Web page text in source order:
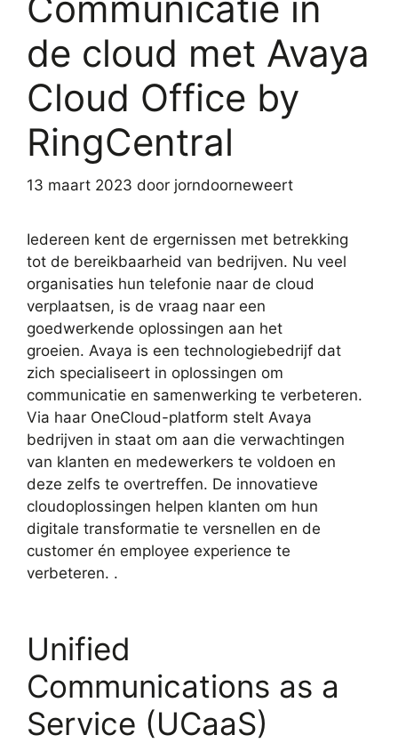
de cloud met Avaya
Cloud Office by
RingCentral
13 maart 2023 door jorndoorneweert
Iedereen kent de ergernissen met betrekking
tot de bereikbaarheid van bedrijven. Nu veel
organisaties hun telefonie naar de cloud
verplaatsen, is de vraag naar een
goedwerkende oplossingen aan het
groeien. Avaya is een technologiebedrijf dat
zich specialiseert in oplossingen om
communicatie en samenwerking te verbeteren.
Via haar OneCloud-platform stelt Avaya
bedrijven in staat om aan die verwachtingen
van klanten en medewerkers te voldoen en
deze zelfs te overtreffen. De innovatieve
cloudoplossingen helpen klanten om hun
digitale transformatie te versnellen en de
customer én employee experience te
verbeteren. .
Unified
Communications as a
Service (UCaaS)